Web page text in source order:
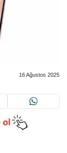
16 Ağustos 2025